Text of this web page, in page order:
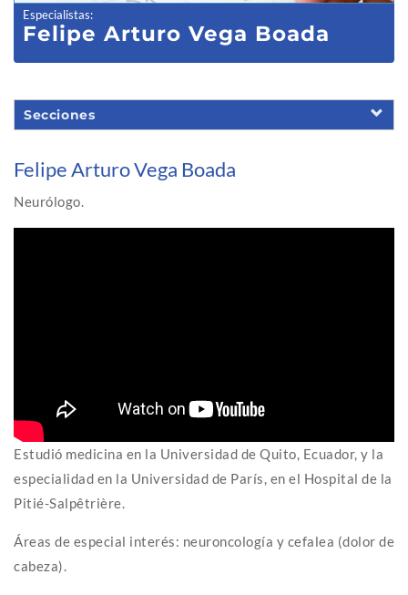
Especialistas:
Felipe Arturo Vega Boada
Secciones
Felipe Arturo Vega Boada
Neurólogo.
Estudió medicina en la Universidad de Quito, Ecuador, y la
especialidad en la Universidad de París, en el Hospital de la
Pitié-Salpêtrière.
Áreas de especial interés: neuroncología y cefalea (dolor de
cabeza).